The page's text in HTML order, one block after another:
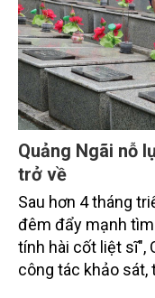
Quảng Ngãi nỗ
trở về
Sau hơn 4 tháng
đêm đẩy mạnh
tính hài cốt liệt sĩ",
công tác khảo sát,